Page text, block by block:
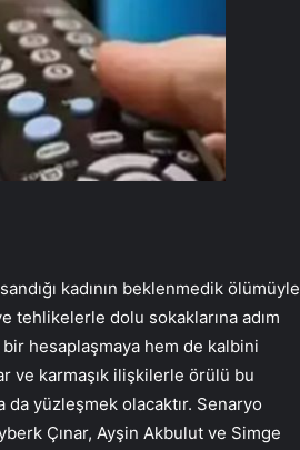
kadının beklenmedik ölümüyle
tehlikelerle dolu sokaklarına adım
hesaplaşmaya hem de kalbini
ve karmaşık ilişkilerle örülü bu
da yüzleşmek olacaktır. Senaryo
Çınar, Ayşin Akbulut ve Simge